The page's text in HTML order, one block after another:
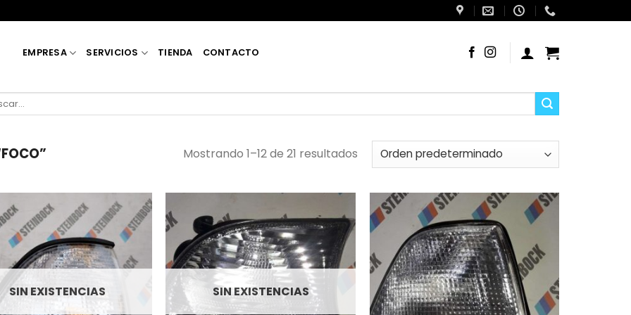
EMPRESA SERVICIOS TIENDA CONTACTO
Mostrando 1–12 de 21 resultados
SIN EXISTENCIAS SIN EXISTENCIAS